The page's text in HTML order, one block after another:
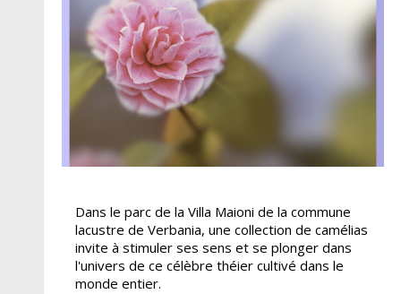
Dans le parc de la Villa Maioni de la commune
lacustre de Verbania, une collection de camélias
invite à stimuler ses sens et se plonger dans
l'univers de ce célèbre théier cultivé dans le
monde entier.